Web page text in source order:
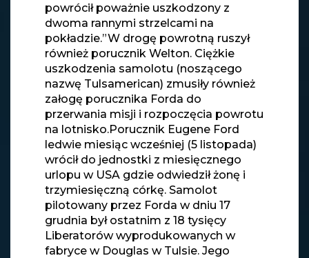
powrócił poważnie uszkodzony z
dwoma rannymi strzelcami na
pokładzie.”W drogę powrotną ruszył
również porucznik Welton. Ciężkie
uszkodzenia samolotu (noszącego
nazwę Tulsamerican) zmusiły również
załogę porucznika Forda do
przerwania misji i rozpoczęcia powrotu
na lotnisko.Porucznik Eugene Ford
ledwie miesiąc wcześniej (5 listopada)
wrócił do jednostki z miesięcznego
urlopu w USA gdzie odwiedził żonę i
trzymiesięczną córkę. Samolot
pilotowany przez Forda w dniu 17
grudnia był ostatnim z 18 tysięcy
Liberatorów wyprodukowanych w
fabryce w Douglas w Tulsie. Jego